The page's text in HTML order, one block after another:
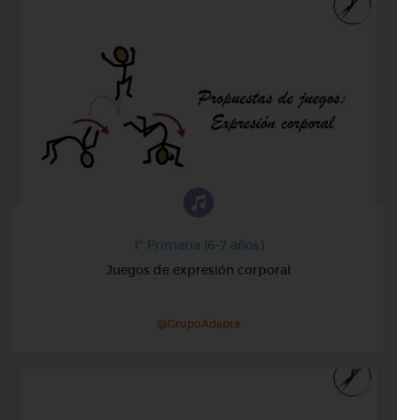
1º Primaria (6-7 años)
Juegos de expresión corporal
@GrupoAdapta